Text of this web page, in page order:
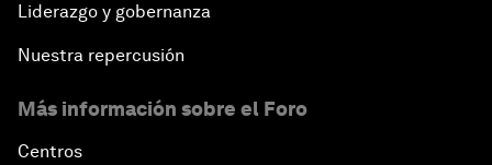
Liderazgo y gobernanza
Nuestra repercusión
Más información sobre el Foro
Centros